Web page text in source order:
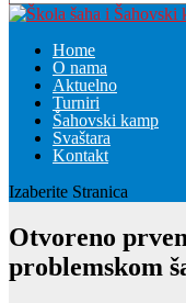
Home
O nama
Aktuelno
Turniri
Šahovski kamp
Svaštara
Kontakt
Izaberite Stranica
Otvoreno
problemskom